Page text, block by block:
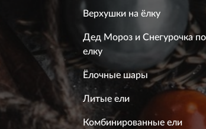
Верхушки на ёлку
Дед Мороз и Снегурочка
елку
Ёлочные шары
Литые ели
Комбинированные ели